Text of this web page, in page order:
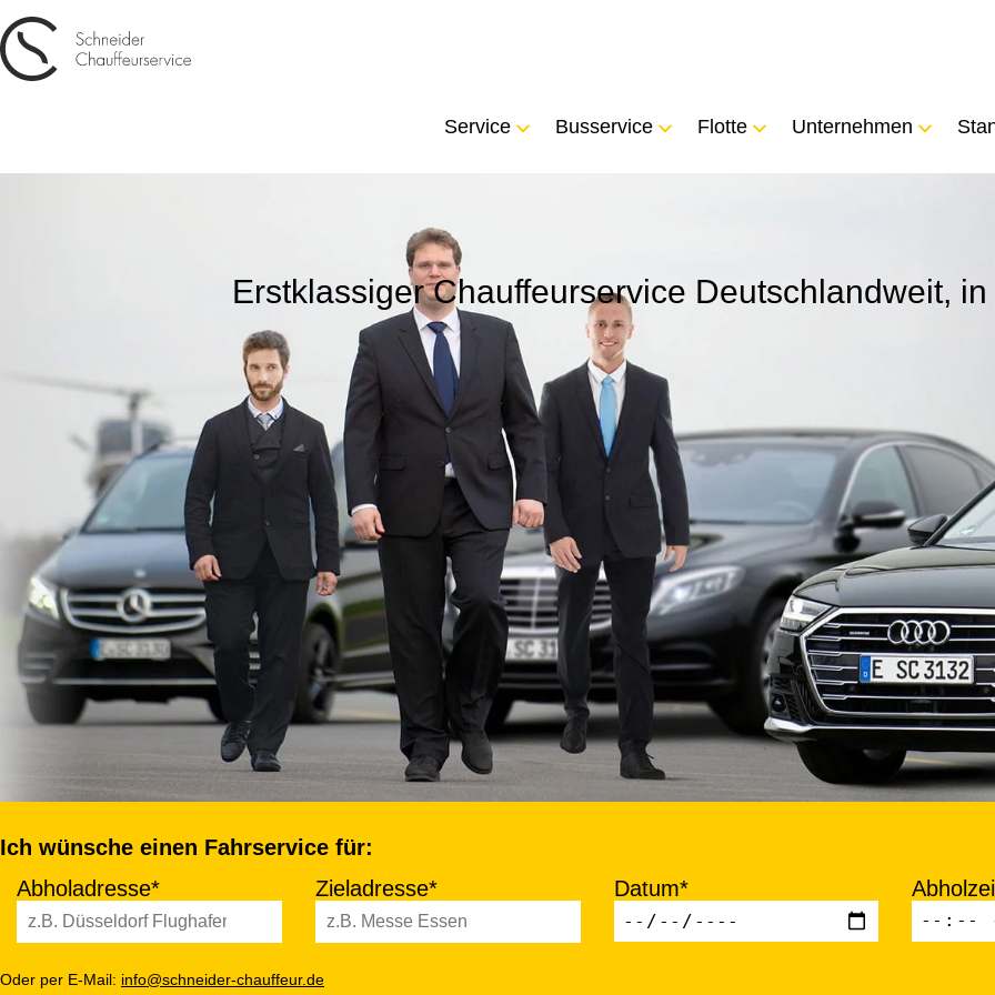
Service Busservice Flotte Unternehmen
Erstklassiger Chauffeurservice Deutschlandweit,
Ich wünsche einen Fahrservice für:
Abholadresse*
Zieladresse* Datum*
Oder per E-Mail: info@schneider-chauffeur.de